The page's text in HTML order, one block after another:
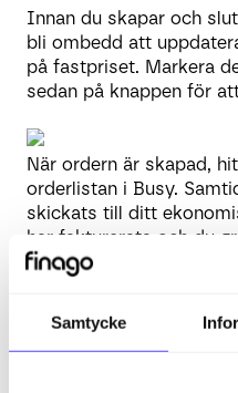
Samtycke
Innan du skapar och
bli ombedd att
på fastpriset. Markera
sedan på knappen för
När ordern är skapad,
orderlistan i Busy.
skickats till ditt
har fakturerats och du
kommer du att märka